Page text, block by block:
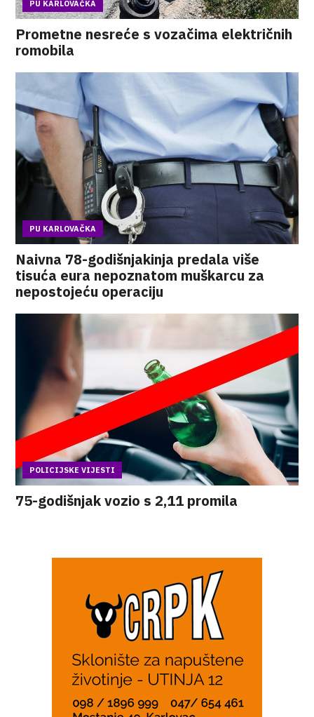
PU KARLOVAČKA
Prometne nesreće s vozačima električnih
romobila
PU KARLOVAČKA
Naivna 78-godišnjakinja predala više
tisuća eura nepoznatom muškarcu za
nepostojeću operaciju
POLICIJSKE VIJESTI
75-godišnjak vozio s 2,11 promila